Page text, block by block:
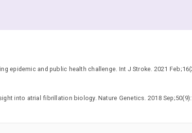
epidemic and public health challenge. Int J Stroke. 2021
into atrial fibrillation biology. Nature Genetics. 2018